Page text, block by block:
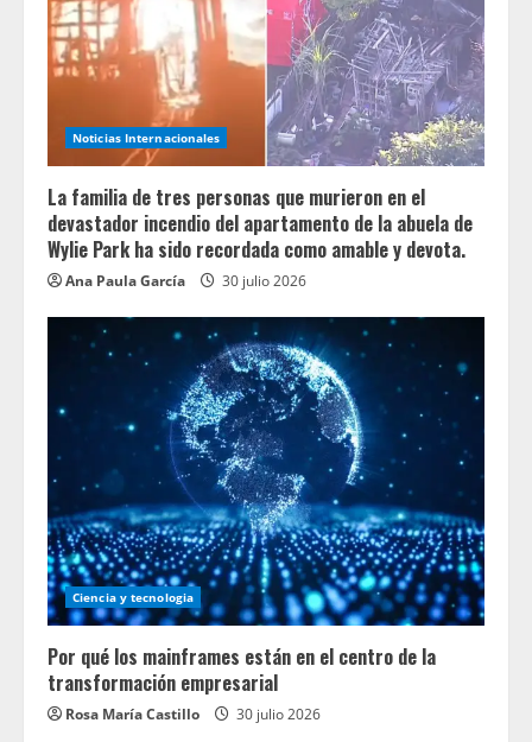
Noticias Internacionales
La familia de tres personas que murieron en el
devastador incendio del apartamento de la abuela de
Wylie Park ha sido recordada como amable y devota.
Ana Paula García 30 julio 2026
Ciencia y tecnologia
Por qué los mainframes están en el centro de la
transformación empresarial
Rosa María Castillo 30 julio 2026